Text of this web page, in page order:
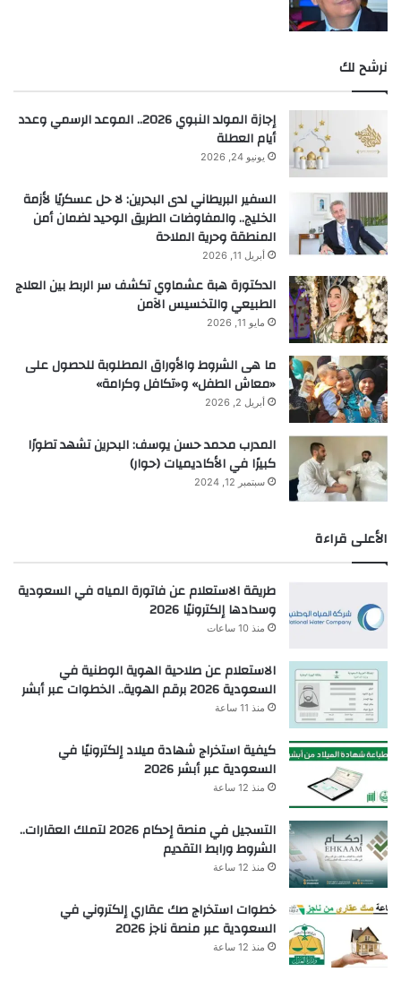
نرشح لك
إجازة المولد النبوي 2026.. الموعد الرسمي وعدد
أيام العطلة
يونيو 24, 2026
السفير البريطاني لدى البحرين: لا حل عسكريًا لأزمة
الخليج.. والمفاوضات الطريق الوحيد لضمان أمن
المنطقة وحرية الملاحة
أبريل 11, 2026
الدكتورة هبة عشماوي تكشف سر الربط بين العلاج
الطبيعي والتخسيس الآمن
مايو 11, 2026
ما هى الشروط والأوراق المطلوبة للحصول على
«معاش الطفل» و«تكافل وكرامة»
أبريل 2, 2026
المدرب محمد حسن يوسف: البحرين تشهد تطورًا
كبيرًا في الأكاديميات (حوار)
سبتمبر 12, 2024
الأعلى قراءة
طريقة الاستعلام عن فاتورة المياه في السعودية
وسدادها إلكترونيًا 2026
منذ 10 ساعات
الاستعلام عن صلاحية الهوية الوطنية في
السعودية 2026 برقم الهوية.. الخطوات عبر أبشر
منذ 11 ساعة
كيفية استخراج شهادة ميلاد إلكترونيًا في
السعودية عبر أبشر 2026
منذ 12 ساعة
التسجيل في منصة إحكام 2026 لتملك العقارات..
الشروط ورابط التقديم
منذ 12 ساعة
خطوات استخراج صك عقاري إلكتروني في
السعودية عبر منصة ناجز 2026
منذ 12 ساعة